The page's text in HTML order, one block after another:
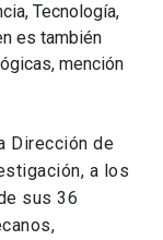
Tecnología,
es también
mención
Dirección de
a los
sus 36